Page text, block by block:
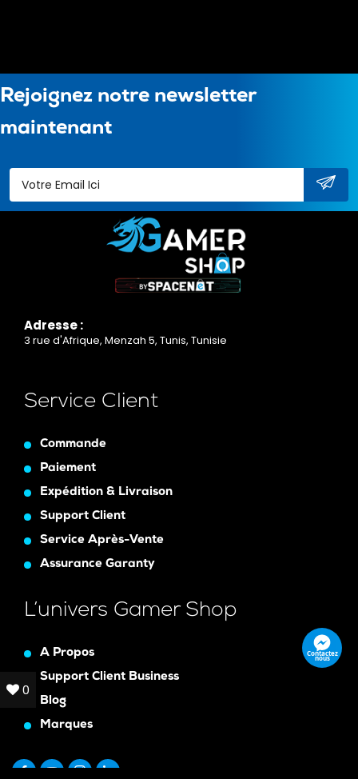
Rejoignez notre newsletter
maintenant
Adresse :
3 rue d'Afrique, Menzah 5, Tunis, Tunisie
Service Client
Commande
Paiement
Expédition & Livraison
Support Client
Service Après-Vente
Assurance Garanty
L’univers Gamer Shop
A Propos
Support Client Business
Blog
Marques
Contactez
nous
0
0